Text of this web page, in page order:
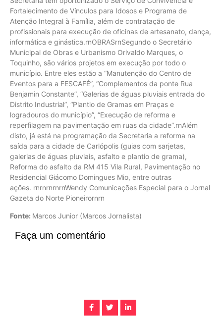
Fortalecimento de Vínculos para Idosos e Programa de
Atenção Integral à Família, além de contratação de
profissionais para execução de oficinas de artesanato, dança,
informática e ginástica.rnOBRASrnSegundo o Secretário
Municipal de Obras e Urbanismo Orivaldo Marques, o
Toquinho, são vários projetos em execução por todo o
município. Entre eles estão a “Manutenção do Centro de
Eventos para a FESCAFÉ”, “Complementos da ponte Rua
Benjamin Constante”, “Galerias de águas pluviais entrada do
Distrito Industrial”, “Plantio de Gramas em Praças e
logradouros do município”, “Execução de reforma e
reperfilagem na pavimentação em ruas da cidade”.rnAlém
disto, já está na programação da Secretaria a reforma na
saída para a cidade de Carlópolis (guias com sarjetas,
galerias de águas pluviais, asfalto e plantio de grama),
Reforma do asfalto da RM 415 Vila Rural, Pavimentação no
Residencial Giácomo Domingues Mio, entre outras
ações. rnrnrnrnrnWendy Comunicações Especial para o Jornal
Gazeta do Norte Pioneirornrn
Fonte: Marcos Junior (Marcos Jornalista)
Faça um comentário